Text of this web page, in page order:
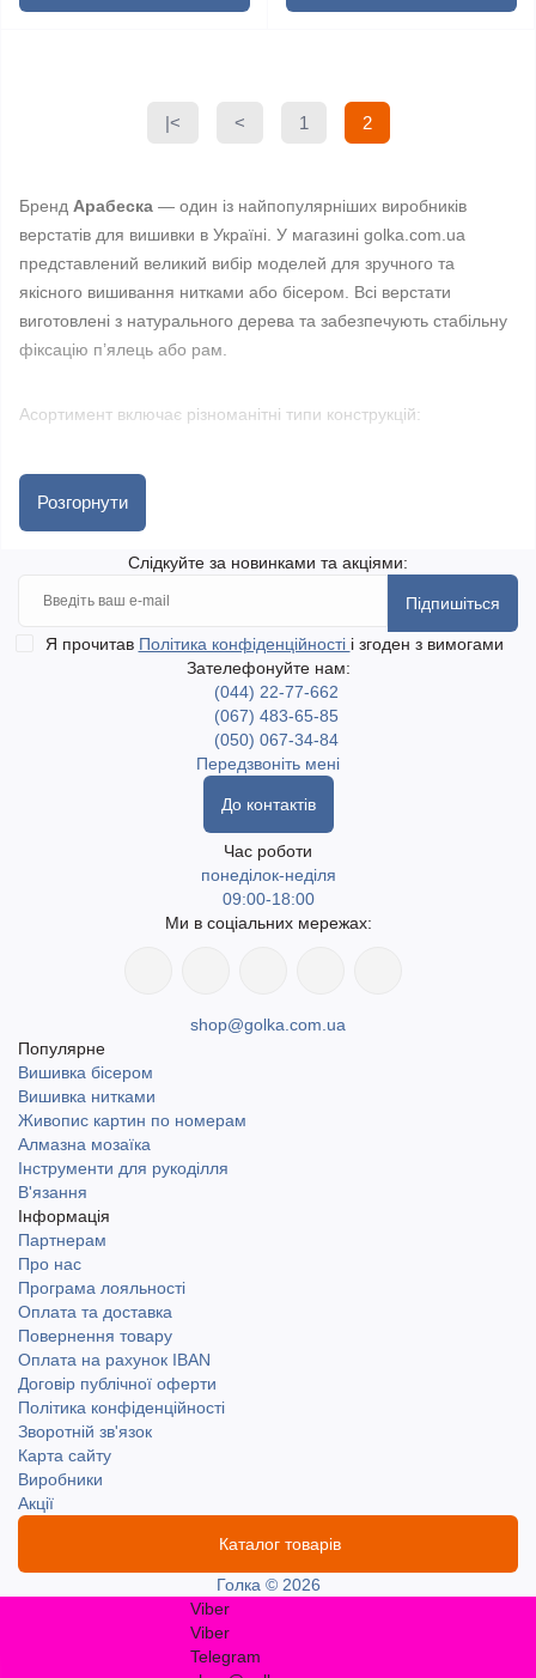
|< < 1 2
Бренд Арабеска — один із найпопулярніших виробників
верстатів для вишивки в Україні. У магазині golka.com.ua
представлений великий вибір моделей для зручного та
якісного вишивання нитками або бісером. Всі верстати
виготовлені з натурального дерева та забезпечують стабільну
фіксацію п’ялець або рам.
Асортимент включає різноманітні типи конструкцій:
Гобеленові рами Арабеска
можливістю натягування полотна;
Диванно-настільні верстати
Стриж) — зручні для роботи сидячи, дозволяють компактно
розмістити раму;
на столі, з фіксацією рам різних розмірів;
Підлогові верстати Лелека, Журавель, Фламінго
ідеальні для масштабних робіт, з можливістю регулювання
висоти та кута нахилу.
Кожна модель має унікальні особливості, адаптовані до різних
технік рукоділля — вишивки хрестиком, бісером, гладі,
гобеленової техніки тощо. Ви можете вибрати верстат з
п’яльцями в комплекті або без них — для монтажу власних
Підійдуть як початківцям, так і досвідченим майстрам.
Замовляйте верстати для вишивки ТМ Арабеска в магазині
golka.com.ua за доступною ціною.
Україні, включаючи найвіддаленіші населені пункти.
Доступний самовивіз у місті Одеса. Доставка Новою
поштою та Укрпоштою.
Розгорнути
Слідкуйте за новинками та акціями:
Підпишіться
Я прочитав Політика конфіденційності і згоден з вимогами
Зателефонуйте нам:
(044) 22-77-662
(067) 483-65-85
(050) 067-34-84
Передзвоніть мені
До контактів
Час роботи
понеділок-неділя
09:00-18:00
Ми в соціальних мережах:
shop@golka.com.ua
Популярне
Вишивка бісером
Вишивка нитками
Живопис картин по номерам
Алмазна мозаїка
Інструменти для рукоділля
В'язання
Інформація
Партнерам
Про нас
Програма лояльності
Оплата та доставка
Повернення товару
Оплата на рахунок IBAN
Договір публічної оферти
Політика конфіденційності
Зворотній зв'язок
Карта сайту
Виробники
Акції
Каталог товарів
Голка © 2026
Viber
Viber
Telegram